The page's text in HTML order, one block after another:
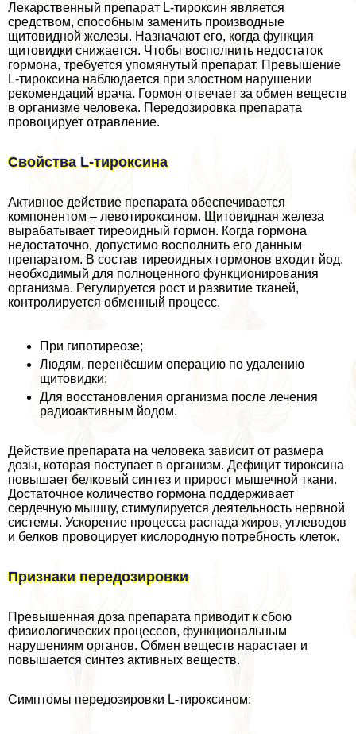
Лекарственный препарат L-тироксин является
средством, способным заменить производные
щитовидной железы. Назначают его, когда функция
щитовидки снижается. Чтобы восполнить недостаток
гормона, требуется упомянутый препарат. Превышение
L-тироксина наблюдается при злостном нарушении
рекомендаций врача. Гормон отвечает за обмен веществ
в организме человека. Передозировка препарата
провоцирует отравление.
Свойства L-тироксина
Активное действие препарата обеспечивается
компонентом – левотироксином. Щитовидная железа
выpaбатывает тиреоидный гормон. Когда гормона
недостаточно, допустимо восполнить его данным
препаратом. В состав тиреоидных гормонов входит йод,
необходимый для полноценного функционирования
организма. Регулируется рост и развитие тканей,
контролируется обменный процесс.
При гипотиреозе;
Людям, перенёсшим операцию по удалению
щитовидки;
Для восстановления организма после лечения
радиоактивным йодом.
Действие препарата на человека зависит от размера
дозы, которая поступает в организм. Дефицит тироксина
повышает белковый синтез и прирост мышечной ткани.
Достаточное количество гормона поддерживает
сердечную мышцу, стимулируется деятельность нервной
системы. Ускорение процесса распада жиров, углеводов
и белков провоцирует кислородную потребность клеток.
Признаки передозировки
Превышенная доза препарата приводит к сбою
физиологических процессов, функциональным
нарушениям органов. Обмен веществ нарастает и
повышается синтез активных веществ.
Симптомы передозировки L-тироксином: